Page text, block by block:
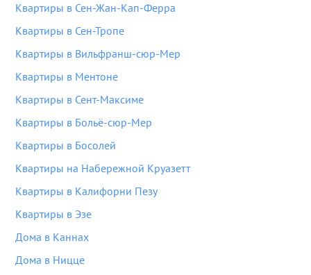
Квартиры в Сен-Жан-Кап-Ферра
Квартиры в Сен-Тропе
Квартиры в Вильфранш-сюр-Мер
Квартиры в Ментоне
Квартиры в Сент-Максиме
Квартиры в Больё-сюр-Мер
Квартиры в Босолей
Квартиры на Набережной Круазетт
Квартиры в Калифорни Пезу
Квартиры в Эзе
Дома в Каннах
Дома в Ницце